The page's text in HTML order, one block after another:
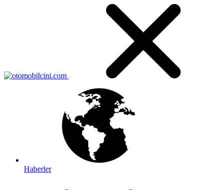
Haberler